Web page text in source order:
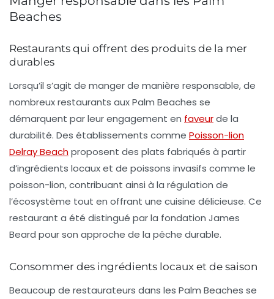
Beaches
Restaurants qui offrent des produits de la mer
durables
Lorsqu’il s’agit de manger de manière responsable, de
nombreux restaurants aux Palm Beaches se
démarquent par leur engagement en faveurde la
durabilité. Des établissements comme Poisson-lion
Delray Beachproposent des plats fabriqués à partir
d’ingrédients locaux et de poissons invasifs comme le
poisson-lion, contribuant ainsi à la régulation de
l’écosystème tout en offrant une cuisine délicieuse. Ce
restaurant a été distingué par la fondation James
Beard pour son approche de la pêche durable.
Consommer des ingrédients locaux et de saison
Beaucoup de restaurateurs dans les Palm Beaches se